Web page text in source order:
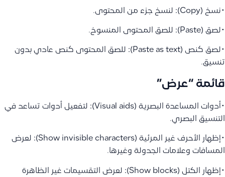
•نسخ (Copy): لنسخ جزء من المحتوى.
•لصق (Paste): للصق المحتوى المنسوخ.
•لصق كنص (Paste as text): للصق المحتوى كنص عادي بدون
تنسيق.
قائمة “عرض”
•أدوات المساعدة البصرية (Visual aids): لتفعيل أدوات تساعد في
التنسيق البصري.
•إظهار الأحرف غير المرئية (Show invisible characters): لعرض
المسافات وعلامات الجدولة وغيرها.
•إظهار الكتل (Show blocks): لعرض التقسيمات غير الظاهرة